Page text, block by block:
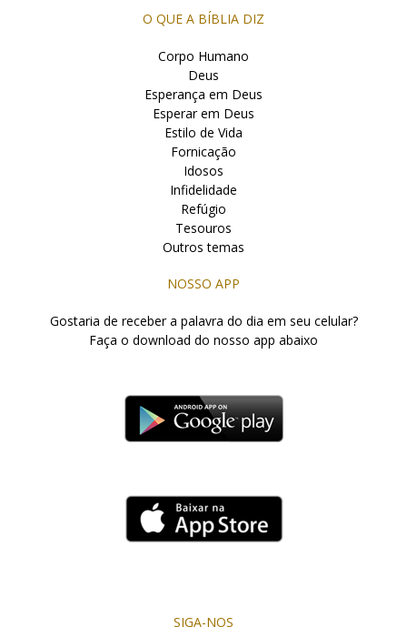
O QUE A BÍBLIA DIZ
Corpo Humano
Deus
Esperança em Deus
Esperar em Deus
Estilo de Vida
Fornicação
Idosos
Infidelidade
Refúgio
Tesouros
Outros temas
NOSSO APP
Gostaria de receber a palavra do dia em seu celular?
Faça o download do nosso app abaixo
SIGA-NOS